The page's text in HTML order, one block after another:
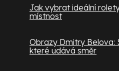
Jak vybrat ideální
místnost
Obrazy Dmitry Belova:
které udává směr